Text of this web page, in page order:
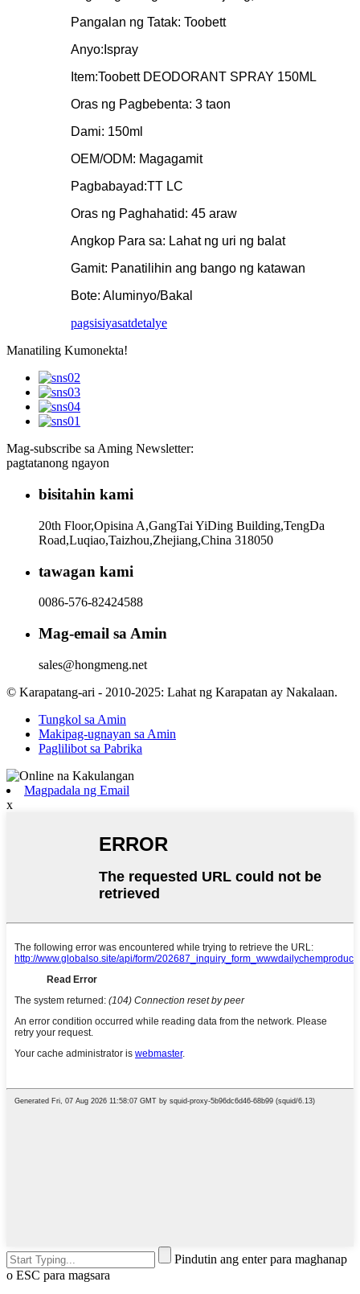
Pangalan ng Tatak: Toobett
Anyo:Ispray
Item:Toobett DEODORANT SPRAY 150ML
Oras ng Pagbebenta: 3 taon
Dami: 150ml
OEM/ODM: Magagamit
Pagbabayad:TT LC
Oras ng Paghahatid: 45 araw
Angkop Para sa: Lahat ng uri ng balat
Gamit: Panatilihin ang bango ng katawan
Bote: Aluminyo/Bakal
pagsisiyasatdetalye
Manatiling Kumonekta!
Mag-subscribe sa Aming Newsletter:
pagtatanong ngayon
bisitahin kami
20th Floor,Opisina A,GangTai YiDing Building,TengDa
Road,Luqiao,Taizhou,Zhejiang,China 318050
tawagan kami
0086-576-82424588
Mag-email sa Amin
sales@hongmeng.net
© Karapatang-ari - 2010-2025: Lahat ng Karapatan ay Nakalaan.
Tungkol sa Amin
Makipag-ugnayan sa Amin
Paglilibot sa Pabrika
Magpadala ng Email
x
Pindutin ang enter para maghanap
o ESC para magsara